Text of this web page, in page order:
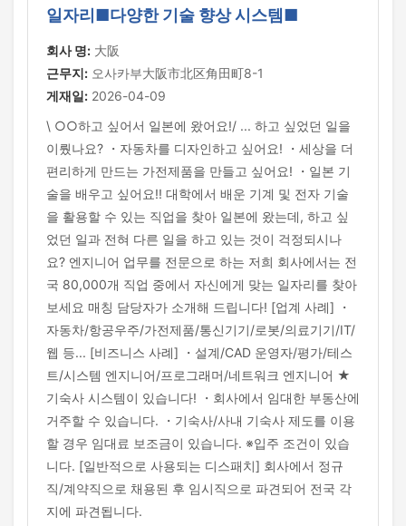
일자리■다양한 기술 향상 시스템■
회사 명: 大阪
근무지: 오사카부大阪市北区角田町8-1
게재일: 2026-04-09
\ ○○하고 싶어서 일본에 왔어요!/ ... 하고 싶었던 일을
이뤘나요? ・자동차를 디자인하고 싶어요! ・세상을 더
편리하게 만드는 가전제품을 만들고 싶어요! ・일본 기
술을 배우고 싶어요!! 대학에서 배운 기계 및 전자 기술
을 활용할 수 있는 직업을 찾아 일본에 왔는데, 하고 싶
었던 일과 전혀 다른 일을 하고 있는 것이 걱정되시나
요? 엔지니어 업무를 전문으로 하는 저희 회사에서는 전
국 80,000개 직업 중에서 자신에게 맞는 일자리를 찾아
보세요 매칭 담당자가 소개해 드립니다! [업계 사례] ・
자동차/항공우주/가전제품/통신기기/로봇/의료기기/IT/
웹 등... [비즈니스 사례] ・설계/CAD 운영자/평가/테스
트/시스템 엔지니어/프로그래머/네트워크 엔지니어 ★
기숙사 시스템이 있습니다! ・회사에서 임대한 부동산에
거주할 수 있습니다. ・기숙사/사내 기숙사 제도를 이용
할 경우 임대료 보조금이 있습니다. ※입주 조건이 있습
니다. [일반적으로 사용되는 디스패치] 회사에서 정규
직/계약직으로 채용된 후 임시직으로 파견되어 전국 각
지에 파견됩니다.